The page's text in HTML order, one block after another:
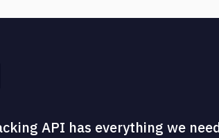
API has everything we